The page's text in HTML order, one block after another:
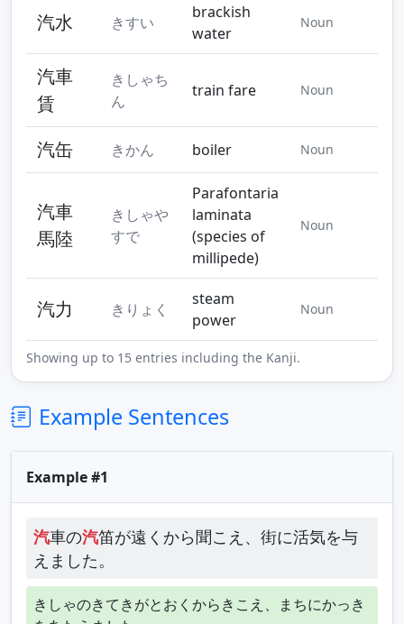
汽水 きすい
brackish
water
Noun
汽車
賃
きしゃち
ん
train fare Noun
汽缶 きかん boiler Noun
汽車
馬陸
きしゃや
すで
Parafontaria
laminata
(species of
millipede)
Noun
汽力 きりょく
steam
power
Noun
Showing up to 15 entries including the Kanji.
Example Sentences
Example #1
汽車の汽笛が遠くから聞こえ、街に活気を与
えました。
きしゃのきてきがとおくからきこえ、まちにかっき